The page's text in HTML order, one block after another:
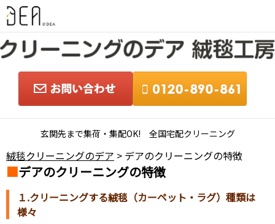
玄関先まで集荷・集配OK! 全国宅配クリーニング
絨毯クリーニングのデア > デアのクリーニングの特徴
デアのクリーニングの特徴
１.クリーニングする絨毯（カーペット・ラグ）種類は
様々